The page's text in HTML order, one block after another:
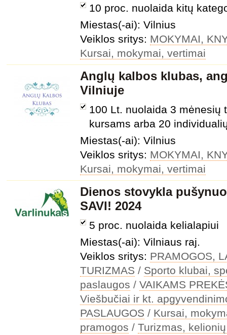
10 proc. nuolaida kitų
Miestas(-ai): Vilnius
Veiklos sritys: MOKYMAI,
Kursai, mokymai, vertimai
Anglų kalbos klubas,
Vilniuje
100 Lt. nuolaida 3 mėnesių
kursams arba 20
Miestas(-ai): Vilnius
Veiklos sritys: MOKYMAI,
Kursai, mokymai, vertimai
Dienos stovykla
SAVI! 2024
5 proc. nuolaida kelialapiui
Miestas(-ai): Vilniaus raj.
Veiklos sritys: PRAMOGOS,
TURIZMAS / Sporto klubai,
paslaugos / VAIKAMS
Viešbučiai ir kt.
PASLAUGOS / Kursai,
pramogos / Turizmas,